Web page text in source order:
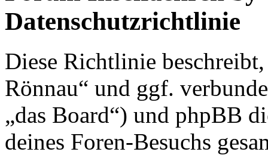
Datenschutzrichtlinie
Diese Richtlinie
Rönnau“ und ggf.
„das Board“) und phpBB
deines Foren-Besuchs